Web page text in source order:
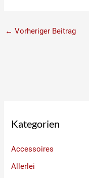
← Vorheriger Beitrag
Kategorien
Accessoires
Allerlei